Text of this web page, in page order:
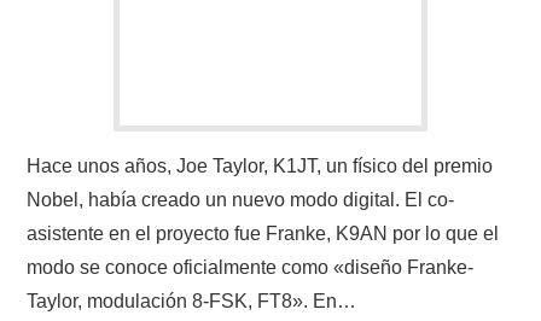
LITERATURA DE LA RADIO
MODOS DIGITALES
MORSE CW APRENDE Y MAS
Hace unos años, Joe Taylor, K1JT, un físico del premio
Nobel, había creado un nuevo modo digital. El co-
asistente en el proyecto fue Franke, K9AN por lo que el
modo se conoce oficialmente como «diseño Franke-
Taylor, modulación 8-FSK, FT8». En…